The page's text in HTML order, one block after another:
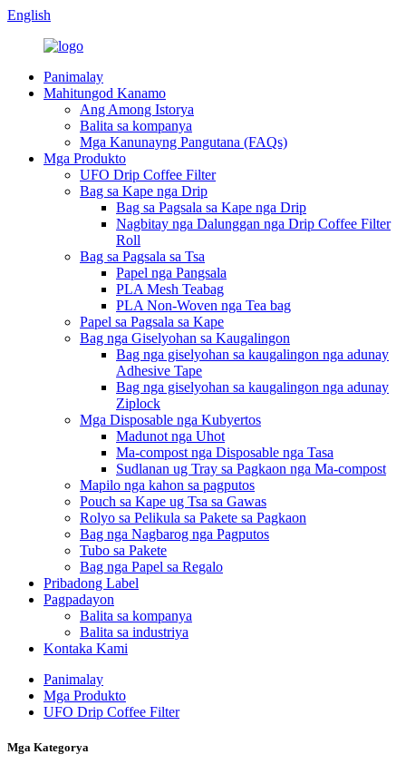
English
Panimalay
Mahitungod Kanamo
Ang Among Istorya
Balita sa kompanya
Mga Kanunayng Pangutana (FAQs)
Mga Produkto
UFO Drip Coffee Filter
Bag sa Kape nga Drip
Bag sa Pagsala sa Kape nga Drip
Nagbitay nga Dalunggan nga Drip Coffee Filter
Roll
Bag sa Pagsala sa Tsa
Papel nga Pangsala
PLA Mesh Teabag
PLA Non-Woven nga Tea bag
Papel sa Pagsala sa Kape
Bag nga Giselyohan sa Kaugalingon
Bag nga giselyohan sa kaugalingon nga adunay
Adhesive Tape
Bag nga giselyohan sa kaugalingon nga adunay
Ziplock
Mga Disposable nga Kubyertos
Madunot nga Uhot
Ma-compost nga Disposable nga Tasa
Sudlanan ug Tray sa Pagkaon nga Ma-compost
Mapilo nga kahon sa pagputos
Pouch sa Kape ug Tsa sa Gawas
Rolyo sa Pelikula sa Pakete sa Pagkaon
Bag nga Nagbarog nga Pagputos
Tubo sa Pakete
Bag nga Papel sa Regalo
Pribadong Label
Pagpadayon
Balita sa kompanya
Balita sa industriya
Kontaka Kami
Panimalay
Mga Produkto
UFO Drip Coffee Filter
Mga Kategorya